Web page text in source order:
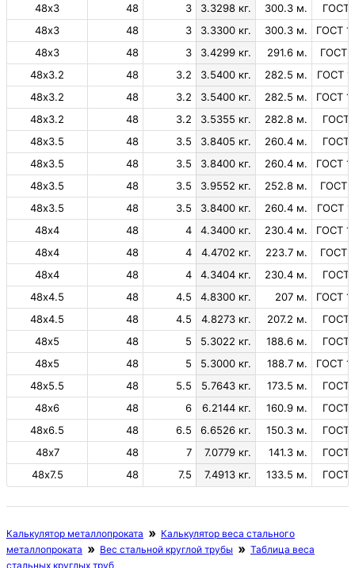
48х3
48 3 3.3298 кг. 300.3 м.
ГОСТ
48х3
48 3 3.3300 кг. 300.3 м.
ГОСТ
48х3
48 3 3.4299 кг. 291.6 м.
ГОСТ
48х3.2
48 3.2 3.5400 кг. 282.5 м.
ГОСТ
48х3.2
48 3.2 3.5400 кг. 282.5 м.
ГОСТ
48х3.2
48 3.2 3.5355 кг. 282.8 м.
ГОСТ
48х3.5
48 3.5 3.8405 кг. 260.4 м.
ГОСТ
48х3.5
48 3.5 3.8400 кг. 260.4 м.
ГОСТ
48х3.5
48 3.5 3.9552 кг. 252.8 м.
ГОСТ
48х3.5
48 3.5 3.8400 кг. 260.4 м.
ГОСТ
48х4
48 4 4.3400 кг. 230.4 м.
ГОСТ
48х4
48 4 4.4702 кг. 223.7 м.
ГОСТ
48х4
48 4 4.3404 кг. 230.4 м.
ГОСТ
48х4.5
48 4.5 4.8300 кг. 207 м.
ГОСТ
48х4.5
48 4.5 4.8273 кг. 207.2 м.
ГОСТ
48х5
48 5 5.3022 кг. 188.6 м.
ГОСТ
48х5
48 5 5.3000 кг. 188.7 м.
ГОСТ
48х5.5
48 5.5 5.7643 кг. 173.5 м.
ГОСТ
48х6
48 6 6.2144 кг. 160.9 м.
ГОСТ
48х6.5
48 6.5 6.6526 кг. 150.3 м.
ГОСТ
48х7
48 7 7.0779 кг. 141.3 м.
ГОСТ
48х7.5
48 7.5 7.4913 кг. 133.5 м. ГОСТ
Калькулятор металлопроката
Калькулятор веса стального
металлопроката
Вес стальной круглой трубы
Таблица веса
стальных круглых труб